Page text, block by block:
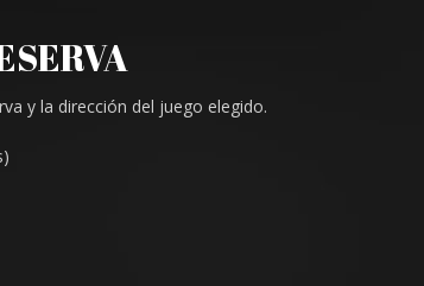
y la dirección del juego elegido.